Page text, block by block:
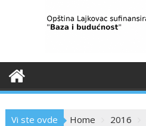
Vi ste ovde Home 2016